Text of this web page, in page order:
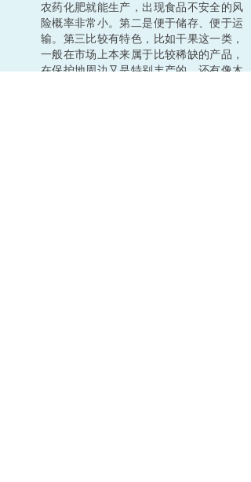
农药化肥就能生产，出现食品不安全的风
险概率非常小。第二是便于储存、便于运
输。第三比较有特色，比如干果这一类，
一般在市场上本来属于比较稀缺的产品，
在保护地周边又是特别丰产的，还有像木